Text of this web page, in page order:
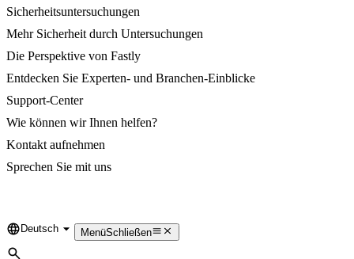
Sicherheitsuntersuchungen
Mehr Sicherheit durch Untersuchungen
Die Perspektive von Fastly
Entdecken Sie Experten- und Branchen-Einblicke
Support-Center
Wie können wir Ihnen helfen?
Kontakt aufnehmen
Sprechen Sie mit uns
Language
Deutsch MenüSchließen